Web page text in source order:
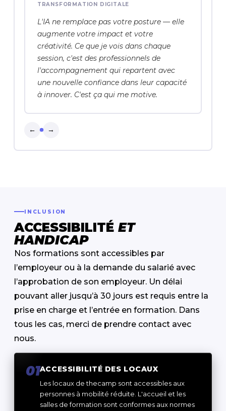
TRANSFORMATION DIGITALE
L'IA ne remplace pas votre posture — elle
augmente votre impact et votre
créativité. Ce que je vois dans chaque
session, c'est des professionnels de
l'accompagnement qui repartent avec
une nouvelle confiance dans leur capacité
à innover. C'est ça qui me motive.
← →
INCLUSION
ACCESSIBILITÉ ET
HANDICAP
Nos formations sont accessibles par
l’employeur ou à la demande du salarié avec
l’approbation de son employeur. Un délai
pouvant aller jusqu’à 30 jours est requis entre la
prise en charge et l’entrée en formation. Dans
tous les cas, merci de prendre contact avec
nous.
01ACCESSIBILITÉ DES LOCAUX
Les locaux de thecamp sont accessibles aux
personnes à mobilité réduite. L'accueil et les
salles de formation sont conformes aux normes